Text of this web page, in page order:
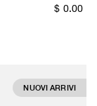
$ 0.00
NUOVI ARRIVI